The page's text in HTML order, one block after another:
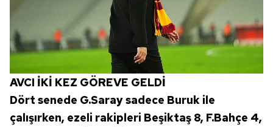
AVCI İKİ KEZ GÖREVE GELDİ
Dört senede G.Saray sadece Buruk ile
çalışırken, ezeli rakipleri Beşiktaş 8, F.Bahçe 4,